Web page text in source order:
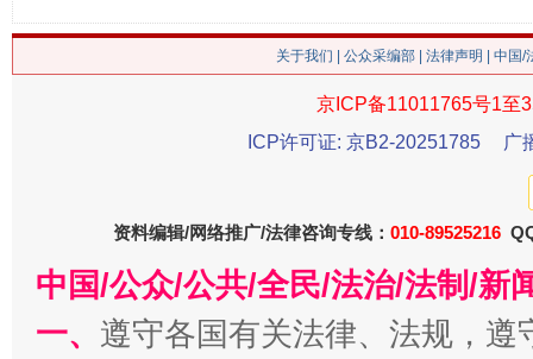
"
关于我们 公众采编部 法律声明 | 中国
京ICP备11011765号1至
ICP许可证: 京B2-20251785
广
资料编辑/网络推广/法律咨询专线： 010-89525216
中国/公众/公共/全民/法治/法制/新
一、 遵守各国有关法律、法规，